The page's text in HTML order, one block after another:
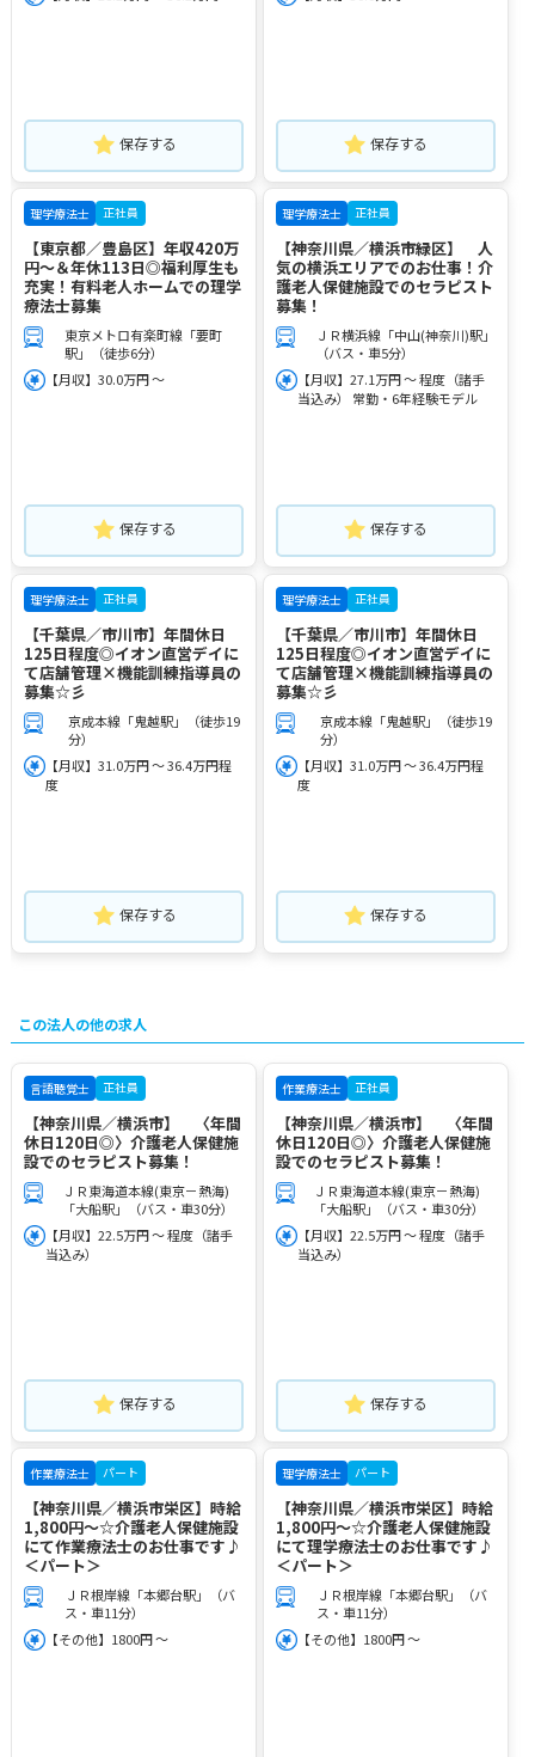
保存する 保存する
理学療法士 正社員
【東京都／豊島区】年収420万
円～＆年休113日◎福利厚生も
充実！有料老人ホームでの理学
療法士募集
東京メトロ有楽町線「要町
駅」（徒歩6分）
【月収】30.0万円 ～
保存する
理学療法士 正社員
【神奈川県／横浜市緑区】 人
気の横浜エリアでのお仕事！介
護老人保健施設でのセラピスト
募集！
ＪＲ横浜線「中山(神奈川)駅」
（バス・車5分）
【月収】27.1万円 ～ 程度（諸手
当込み） 常勤・6年経験モデル
保存する
理学療法士 正社員
【千葉県／市川市】年間休日
125日程度◎イオン直営デイに
て店舗管理×機能訓練指導員の
募集☆彡
京成本線「鬼越駅」（徒歩19
分）
【月収】31.0万円 ～ 36.4万円程
度
保存する
理学療法士 正社員
【千葉県／市川市】年間休日
125日程度◎イオン直営デイに
て店舗管理×機能訓練指導員の
募集☆彡
京成本線「鬼越駅」（徒歩19
分）
【月収】31.0万円 ～ 36.4万円程
度
保存する
この法人の他の求人
言語聴覚士 正社員
【神奈川県／横浜市】 〈年間
休日120日◎〉介護老人保健施
設でのセラピスト募集！
ＪＲ東海道本線(東京－熱海)
「大船駅」（バス・車30分）
【月収】22.5万円 ～ 程度（諸手
当込み）
保存する
作業療法士 正社員
【神奈川県／横浜市】 〈年間
休日120日◎〉介護老人保健施
設でのセラピスト募集！
ＪＲ東海道本線(東京－熱海)
「大船駅」（バス・車30分）
【月収】22.5万円 ～ 程度（諸手
当込み）
保存する
作業療法士 パート
【神奈川県／横浜市栄区】時給
1,800円～☆介護老人保健施設
にて作業療法士のお仕事です♪
＜パート＞
ＪＲ根岸線「本郷台駅」（バ
ス・車11分）
【その他】1800円 ～
理学療法士 パート
【神奈川県／横浜市栄区】時給
1,800円～☆介護老人保健施設
にて理学療法士のお仕事です♪
＜パート＞
ＪＲ根岸線「本郷台駅」（バ
ス・車11分）
【その他】1800円 ～